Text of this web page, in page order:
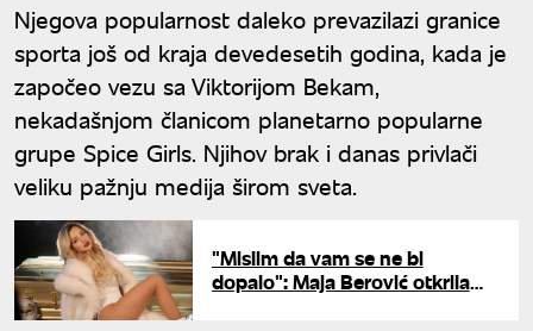
Njegova popularnost daleko prevazilazi granice
sporta još od kraja devedesetih godina, kada je
započeo vezu sa Viktorijom Bekam,
nekadašnjom članicom planetarno popularne
grupe Spice Girls. Njihov brak i danas privlači
veliku pažnju medija širom sveta.
"Mislim da vam se ne bi
dopalo": Maja Berović otkrila